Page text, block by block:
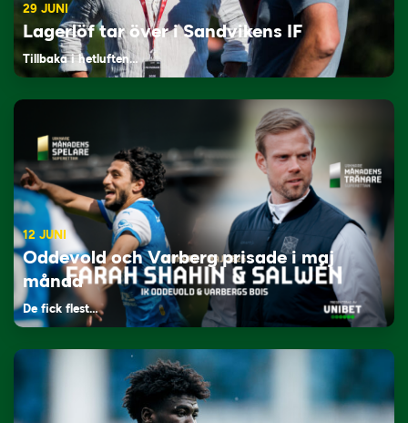
29 JUNI
Lagerlöf tar över i Sandvikens IF
Tillbaka i hetluften…
12 JUNI
Oddevold och Varberg prisade i maj
månad
De fick flest…